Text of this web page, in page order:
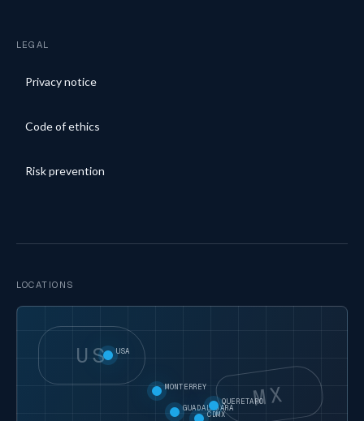
LEGAL
Privacy notice
Code of ethics
Risk prevention
LOCATIONS
US
MX
USA
MONTERREY
GUADALAJARA
CDMX
QUERETARO